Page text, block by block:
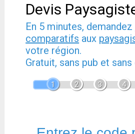
Devis
En 5 minutes, demandez
comparatifs aux
votre région.
Gratuit, sans pub et
1 2 3 4